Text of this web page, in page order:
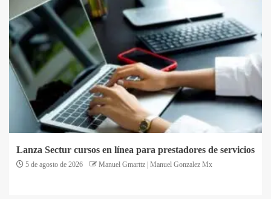
Lanza Sectur cursos en línea para prestadores de servicios
5 de agosto de 2026 Manuel Gmarttz | Manuel Gonzalez Mx